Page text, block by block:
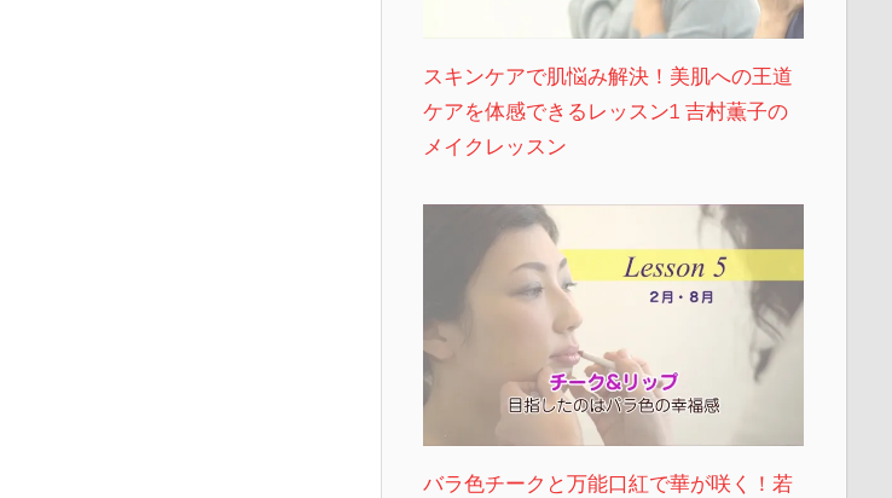
スキンケアで肌悩み解決！美肌への王道
ケアを体感できるレッスン1 吉村薫子の
メイクレッスン
バラ色チークと万能口紅で華が咲く！若